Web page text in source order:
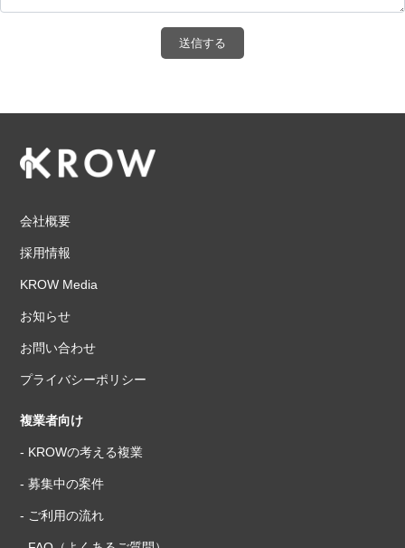
送信する
会社概要
採用情報
KROW Media
お知らせ
お問い合わせ
プライバシーポリシー
複業者向け
- KROWの考える複業
- 募集中の案件
- ご利用の流れ